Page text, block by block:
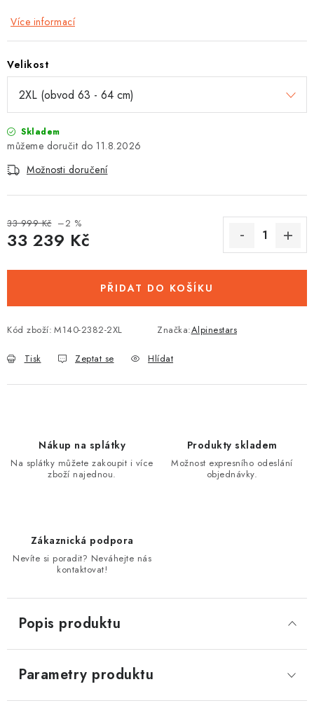
Více informací
Velikost
Skladem
11.8.2026
Možnosti doručení
33 999 Kč –2 %
33 239 Kč
PŘIDAT DO KOŠÍKU
Kód zboží: M140-2382-2XL Značka:Alpinestars
Tisk Zeptat se Hlídat
Nákup na splátky
Na splátky můžete zakoupit i více
zboží najednou.
Produkty skladem
Možnost expresního odeslání
objednávky.
Zákaznická podpora
Nevíte si poradit? Neváhejte nás
kontaktovat!
Popis produktu
Parametry produktu